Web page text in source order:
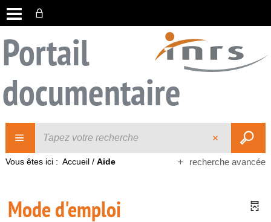
Portail
documentaire
recherche avancée
Vous êtes ici : Accueil / Aide
Mode d'emploi